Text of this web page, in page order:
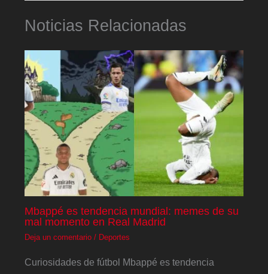
Noticias Relacionadas
Mbappé es tendencia mundial: memes de su
mal momento en Real Madrid
Deja un comentario / Deportes
Curiosidades de fútbol Mbappé es tendencia